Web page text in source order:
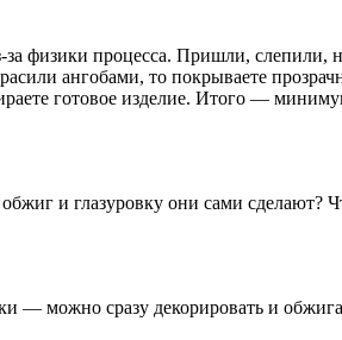
физики процесса. Пришли,
ангобами, то покрываете
готовое изделие. Итого —
и глазуровку они сами сделают?
— можно сразу декорировать и